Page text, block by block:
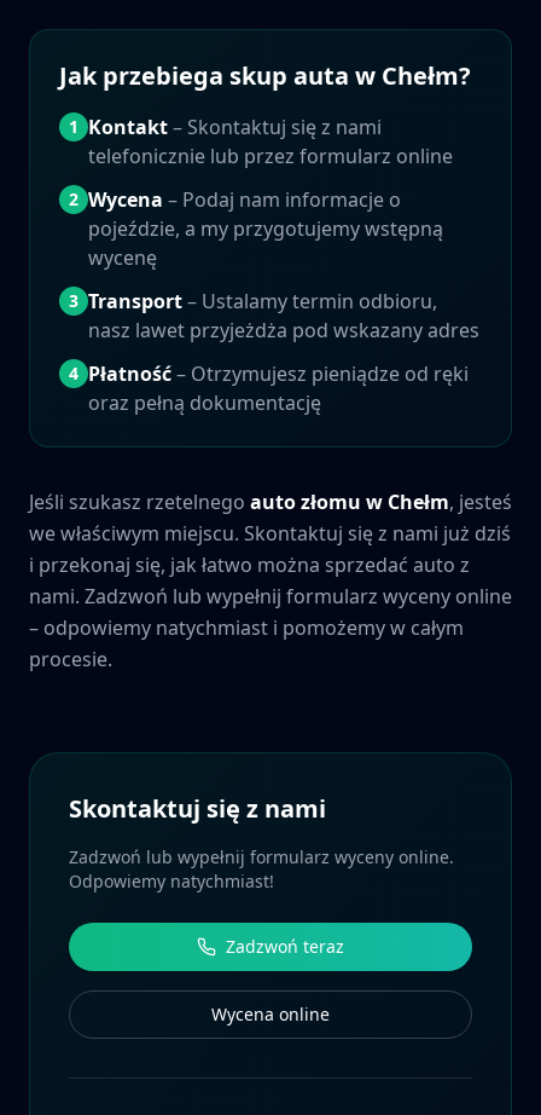
Jak przebiega skup auta w Chełm?
1 Kontakt– Skontaktuj się z nami
telefonicznie lub przez formularz online
2 Wycena – Podaj nam informacje o
pojeździe, a my przygotujemy wstępną
wycenę
3 Transport– Ustalamy termin odbioru,
nasz lawet przyjeżdża pod wskazany adres
4 Płatność– Otrzymujesz pieniądze od ręki
oraz pełną dokumentację
Jeśli szukasz rzetelnego auto złomu w Chełm, jesteś
we właściwym miejscu. Skontaktuj się z nami już dziś
i przekonaj się, jak łatwo można sprzedać auto z
nami. Zadzwoń lub wypełnij formularz wyceny online
– odpowiemy natychmiast i pomożemy w całym
procesie.
Skontaktuj się z nami
Zadzwoń lub wypełnij formularz wyceny online.
Odpowiemy natychmiast!
Zadzwoń teraz
Wycena online